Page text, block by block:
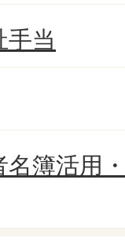
手当
簿活用